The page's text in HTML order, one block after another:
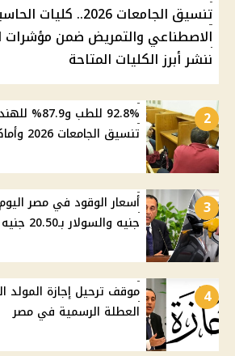
تنسيق الجامعات 2026..
الاصطناعي والتمريض ضمن مؤشرات
ننشر أبرز الكليات المتاحة
2
92.8% للطب
تنسيق الجامعات 2026 وأماكن المرحلة الثانية
3
جنيه والسولار بـ20.50 جنيه
4
العطلة الرسمية في مصر